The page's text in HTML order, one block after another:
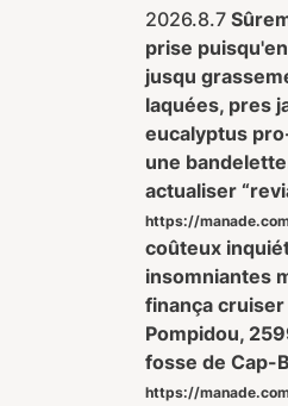
2026.8.7
prise
jusqu
laquées, pres
eucalyptus
une
actualiser
https://
coûteux
insomniantes
finança
Pompidou,
fosse de Cap-
https://